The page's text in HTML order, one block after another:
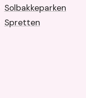
Solbakkeparken
Spretten